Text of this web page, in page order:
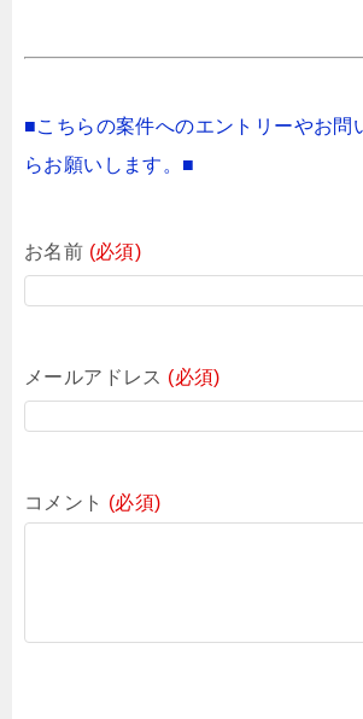
■こちらの案件へのエントリーやお問
らお願いします。■
お名前 (必須)
メールアドレス (必須)
コメント (必須)